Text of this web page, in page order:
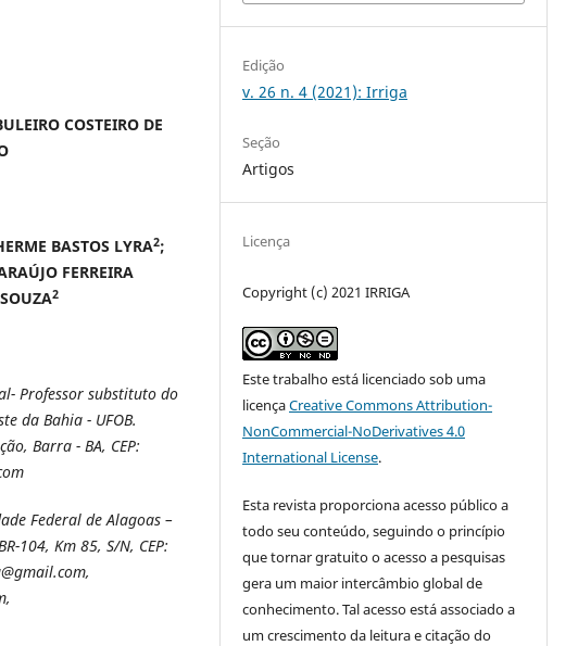
COSTEIRO DE
BASTOS LYRA2;
FERREIRA
2
Professor substituto do
da Bahia - UFOB.
Barra - BA, CEP:
Federal de Alagoas –
104, Km 85, S/N, CEP:
Edição
v. 26 n. 4 (2021): Irriga
Seção
Artigos
Licença
Copyright (c) 2021 IRRIGA
Este trabalho está licenciado sob uma
licençaCreative Commons Attribution-
NonCommercial-NoDerivatives 4.0
International License.
Esta revista proporciona acesso público a
todo seu conteúdo, seguindo o princípio
que tornar gratuito o acesso a pesquisas
gera um maior intercâmbio global de
conhecimento. Tal acesso está associado a
um crescimento da leitura e citação do